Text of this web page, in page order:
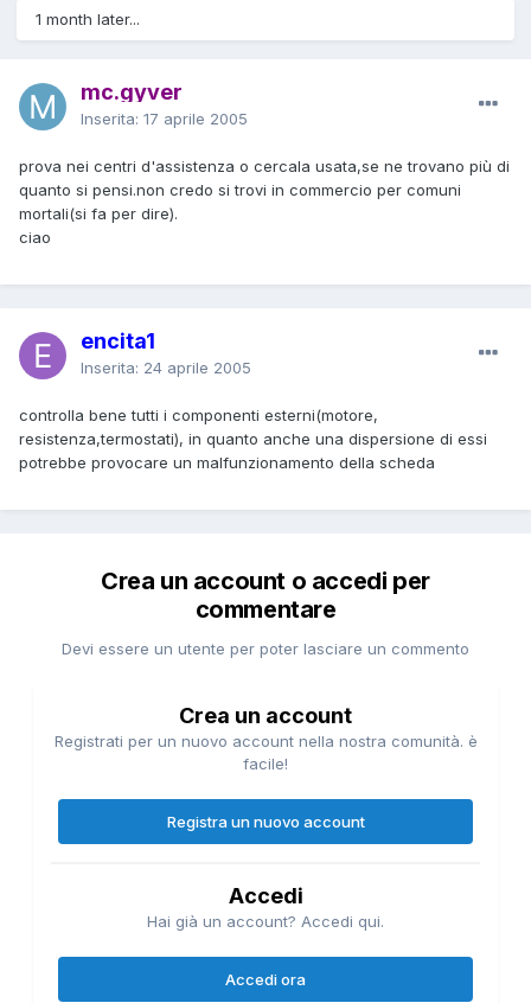
1 month later...
mc.gyver
Inserita: 17 aprile 2005
prova nei centri d'assistenza o cercala usata,se ne trovano più di
quanto si pensi.non credo si trovi in commercio per comuni
mortali(si fa per dire).
ciao
encita1
Inserita: 24 aprile 2005
controlla bene tutti i componenti esterni(motore,
resistenza,termostati), in quanto anche una dispersione di essi
potrebbe provocare un malfunzionamento della scheda
Crea un account o accedi per
commentare
Devi essere un utente per poter lasciare un commento
Crea un account
Registrati per un nuovo account nella nostra comunità. è
facile!
Registra un nuovo account
Accedi
Hai già un account? Accedi qui.
Accedi ora